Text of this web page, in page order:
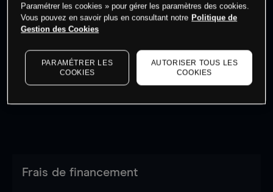
dernières données du marché.Log into see latest
market data
Frais de financement
Paramétrer les cookies » pour gérer les paramètres des cookies.
Vous pouvez en savoir plus en consultant notre Politique de
Gestion des Cookies
PARAMÉTRER LES
COOKIES
AUTORISER TOUS LES
COOKIES